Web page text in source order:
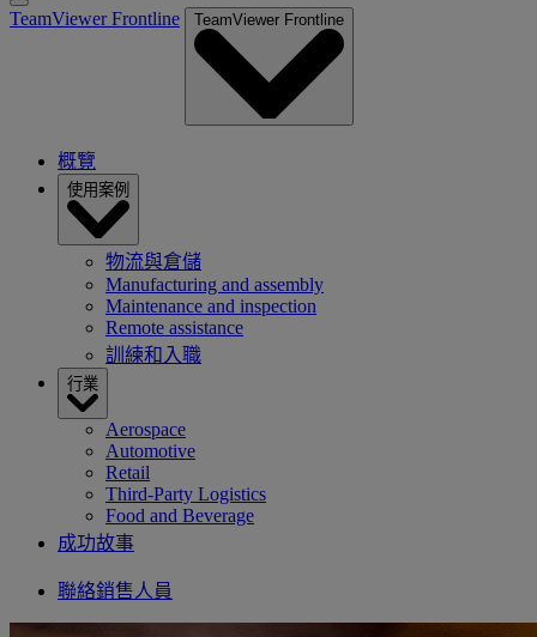
TeamViewer Frontline TeamViewer Frontline
概覽
使用案例
物流與倉儲
Manufacturing and assembly
Maintenance and inspection
Remote assistance
訓練和入職
行業
Aerospace
Automotive
Retail
Third-Party Logistics
Food and Beverage
成功故事
聯絡銷售人員